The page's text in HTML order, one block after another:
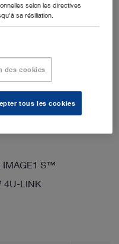
avec les
IMAGE1 S™
4U-LINK
selon les directives
sa résiliation.
des cookies
tous les cookies